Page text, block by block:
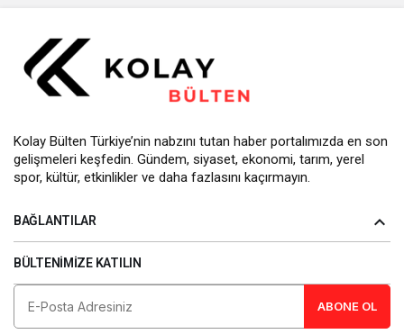
Kolay Bülten Türkiye’nin nabzını tutan haber portalımızda en son
gelişmeleri keşfedin. Gündem, siyaset, ekonomi, tarım, yerel
spor, kültür, etkinlikler ve daha fazlasını kaçırmayın.
BAĞLANTILAR
BÜLTENIMIZE KATILIN
ABONE OL